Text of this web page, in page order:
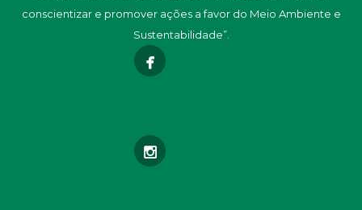
conscientizar e promover ações a favor do Meio Ambiente e
Sustentabilidade”.